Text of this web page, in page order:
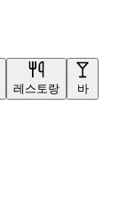
레스토랑 바